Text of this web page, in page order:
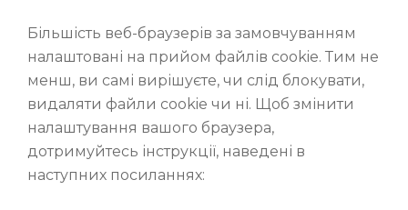
Більшість веб-браузерів за замовчуванням
налаштовані на прийом файлів cookie. Тим не
менш, ви самі вирішуєте, чи слід блокувати,
видаляти файли cookie чи ні. Щоб змінити
налаштування вашого браузера,
дотримуйтесь інструкції, наведені в
наступних посиланнях: